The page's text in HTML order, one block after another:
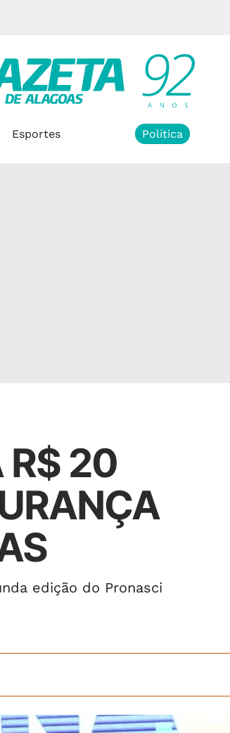
Esportes Política
R$ 20
edição do Pronasci